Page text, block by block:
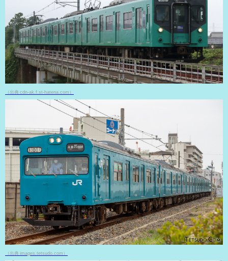
（出典 cdn-ak.f.st-hatena.com）
（出典 images.tetsudo.com）